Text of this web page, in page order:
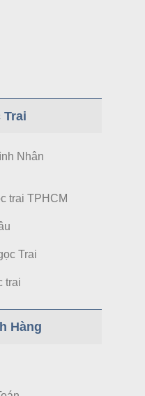
Trai
Nhân
trai TPHCM
Trai
trai
Hàng